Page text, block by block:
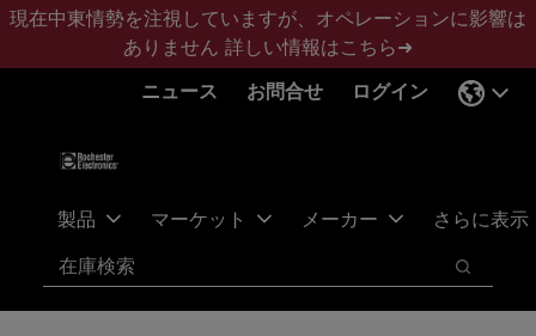
メ
ン
フ
タ
現在中東情勢を注視していますが、オペレーションに影響は
ありません 詳しい情報はこちら➜
ニュース
お問合せ ログイン
製品 マーケット メーカー さらに表示
検索
検索